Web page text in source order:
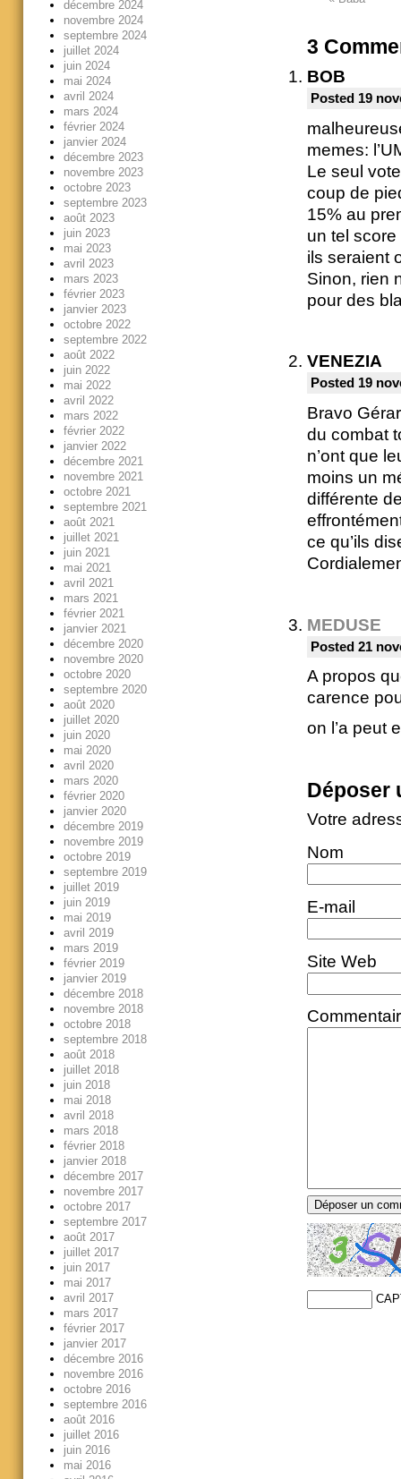
3
BOB
Posted 19
memes:
Le seul
coup de
15% au
un tel
ils seraient
Sinon, rien
pour des
VENEZIA
Posted 19
Bravo
du combat
n’ont que
moins un
différente
ce qu’ils
MEDUSE
Posted 21
A propos
carence
on l’a peut
Déposer
Votre
Nom
E-mail
Site Web
décembre 2024
novembre 2024
septembre 2024
juillet 2024
juin 2024
mai 2024
avril 2024
mars 2024
février 2024
janvier 2024
décembre 2023
novembre 2023
octobre 2023
septembre 2023
août 2023
juin 2023
mai 2023
avril 2023
mars 2023
février 2023
janvier 2023
octobre 2022
septembre 2022
août 2022
juin 2022
mai 2022
avril 2022
mars 2022
février 2022
janvier 2022
décembre 2021
novembre 2021
octobre 2021
septembre 2021
août 2021
juillet 2021
juin 2021
mai 2021
avril 2021
mars 2021
février 2021
janvier 2021
décembre 2020
novembre 2020
octobre 2020
septembre 2020
août 2020
juillet 2020
juin 2020
mai 2020
avril 2020
mars 2020
février 2020
janvier 2020
décembre 2019
novembre 2019
octobre 2019
septembre 2019
juillet 2019
juin 2019
mai 2019
avril 2019
mars 2019
février 2019
janvier 2019
décembre 2018
novembre 2018
octobre 2018
septembre 2018
août 2018
juillet 2018
juin 2018
mai 2018
avril 2018
mars 2018
février 2018
janvier 2018
décembre 2017
novembre 2017
octobre 2017
septembre 2017
août 2017
juillet 2017
juin 2017
mai 2017
avril 2017
mars 2017
février 2017
janvier 2017
décembre 2016
novembre 2016
octobre 2016
septembre 2016
août 2016
juillet 2016
juin 2016
mai 2016